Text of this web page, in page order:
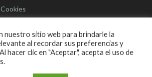
Web desarrollada por © 2020 |
nuestro sitio web para brindarle la
al recordar sus preferencias y
hacer clic en "Aceptar", acepta el uso de